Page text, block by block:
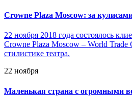
Crowne Plaza Moscow: за
22 ноября 2018 года состоялось
Crowne Plaza Moscow – World Trade
стилистике театра.
22 ноября
Маленькая страна с огромными